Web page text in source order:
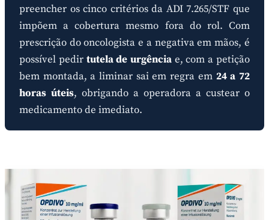
preencher os cinco critérios da ADI 7.265/STF que
impõem a cobertura mesmo fora do rol. Com
prescrição do oncologista e a negativa em mãos, é
possível pedir tutela de urgência e, com a petição
bem montada, a liminar sai em regra em 24 a 72
horas úteis, obrigando a operadora a custear o
medicamento de imediato.